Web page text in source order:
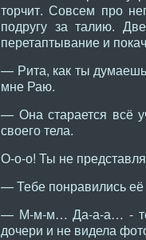
торчит. Совсем про
подругу за талию.
перетаптывание и
— Рита, как ты
мне Раю.
— Она старается всё
своего тела.
О-о-о! Ты не
— Тебе понравились
— М-м-м… Да-а-а… -
дочери и не видела